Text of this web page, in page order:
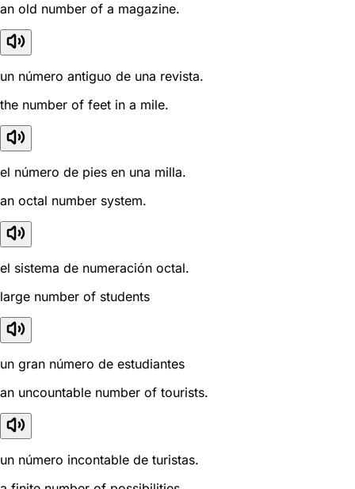
an old number of a magazine.
un número antiguo de una revista.
the number of feet in a mile.
el número de pies en una milla.
an octal number system.
el sistema de numeración octal.
large number of students
un gran número de estudiantes
an uncountable number of tourists.
un número incontable de turistas.